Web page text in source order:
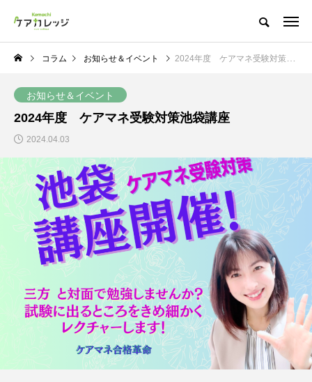
コラム お知らせ＆イベント 2024年度 ケアマネ受験対策池袋講座
お知らせ＆イベント
2024年度 ケアマネ受験対策池袋講座
2024.04.03